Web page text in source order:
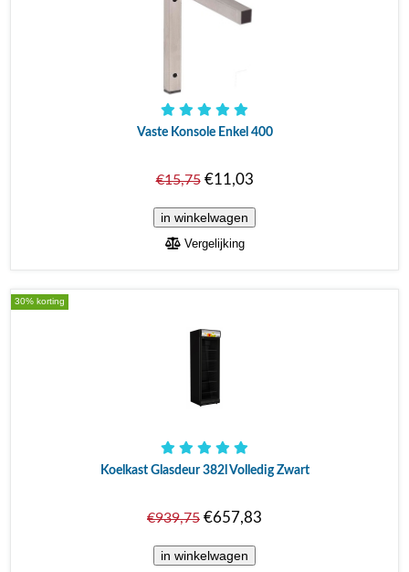
Vaste Konsole Enkel 400
€15,75€11,03
Vergelijking
30% korting
Koelkast Glasdeur 382l Volledig Zwart
€939,75 €657,83